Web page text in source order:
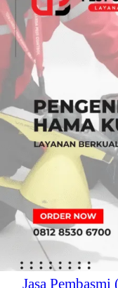
Jasa